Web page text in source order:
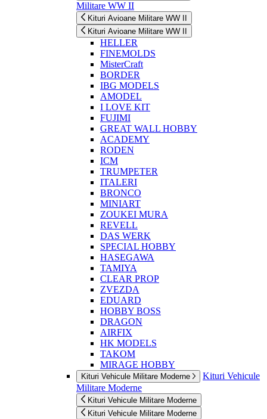
Militare WW II
Kituri Avioane Militare WW II
Kituri Avioane Militare WW II
HELLER
FINEMOLDS
MisterCraft
BORDER
IBG MODELS
AMODEL
I LOVE KIT
FUJIMI
GREAT WALL HOBBY
ACADEMY
RODEN
ICM
TRUMPETER
ITALERI
BRONCO
MINIART
ZOUKEI MURA
REVELL
DAS WERK
SPECIAL HOBBY
HASEGAWA
TAMIYA
CLEAR PROP
ZVEZDA
EDUARD
HOBBY BOSS
DRAGON
AIRFIX
HK MODELS
TAKOM
MIRAGE HOBBY
Kituri Vehicule Militare Moderne
Kituri Vehicule
Militare Moderne
Kituri Vehicule Militare Moderne
Kituri Vehicule Militare Moderne